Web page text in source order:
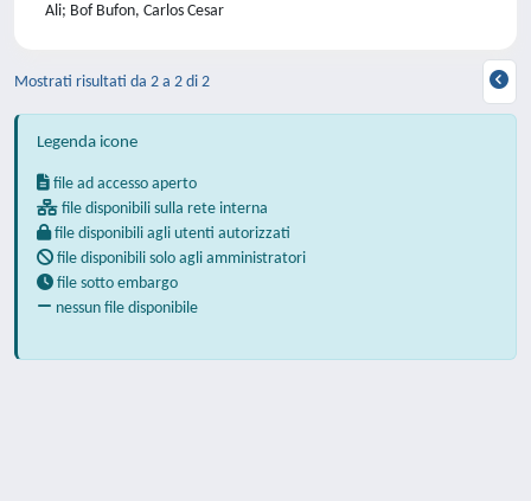
Ali; Bof Bufon, Carlos Cesar
Mostrati risultati da 2 a 2 di 2
Legenda icone
file ad accesso aperto
file disponibili sulla rete interna
file disponibili agli utenti autorizzati
file disponibili solo agli amministratori
file sotto embargo
nessun file disponibile